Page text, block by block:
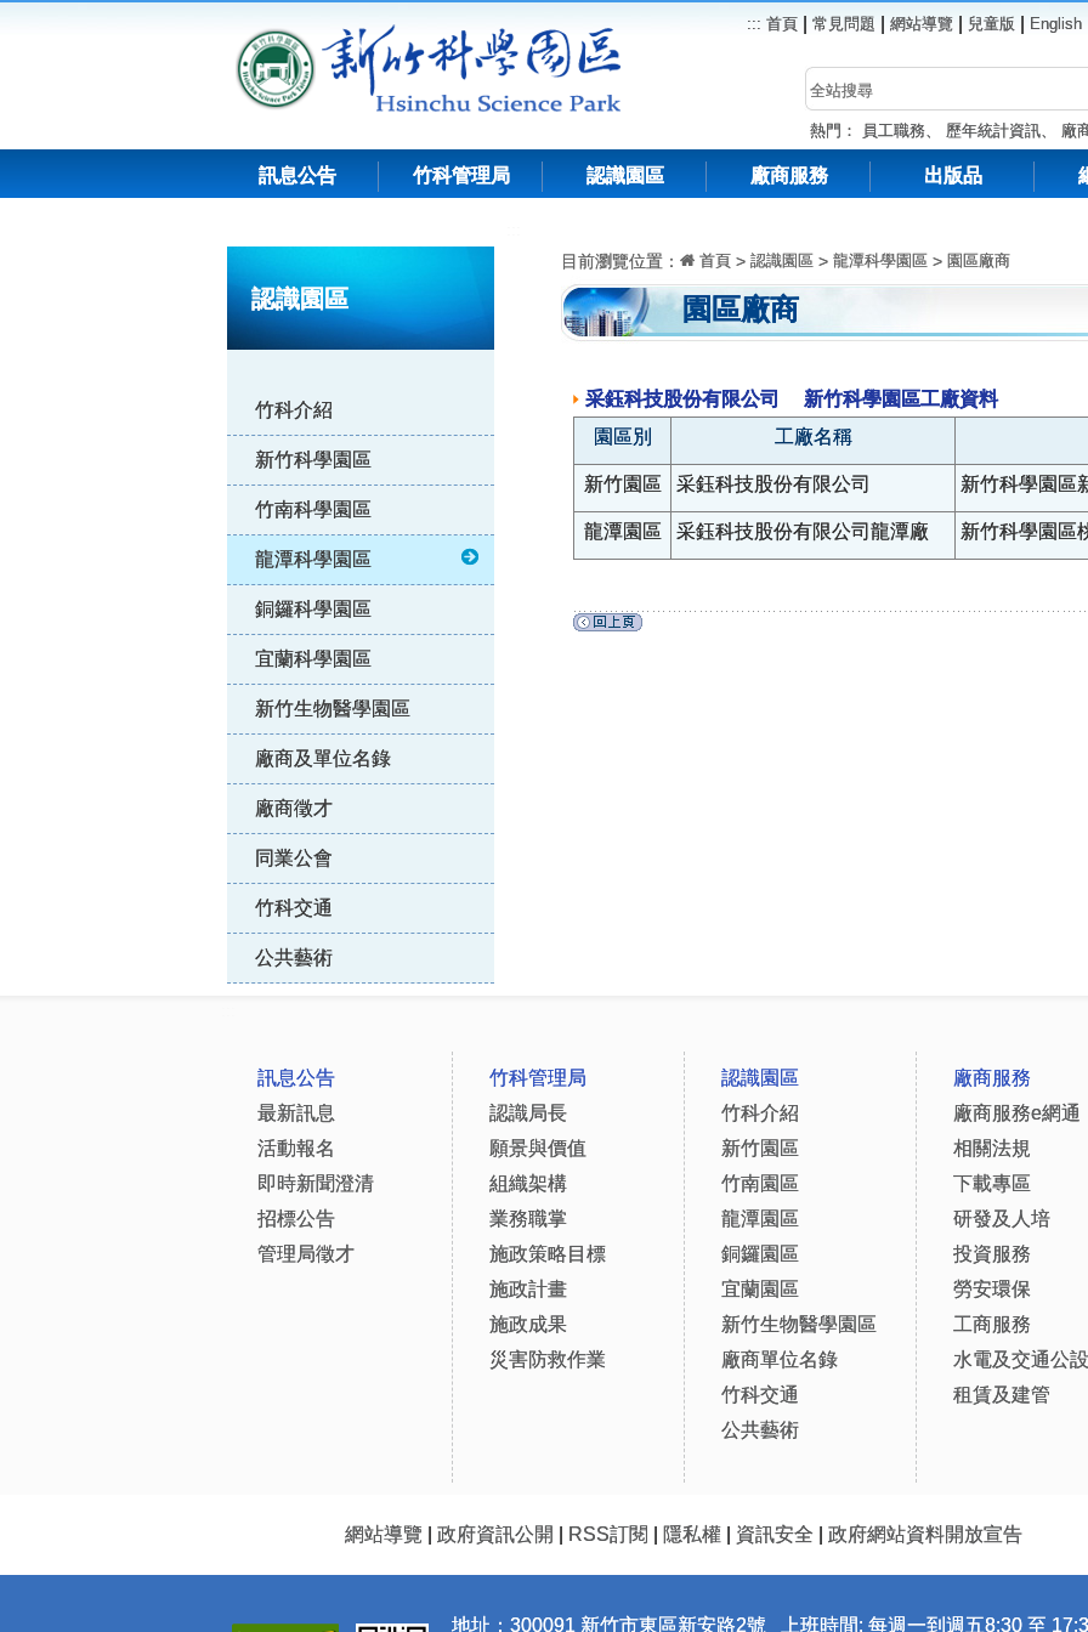
::: 首頁 常見問題 網站導覽 兒童版 English
熱門： 員工職務、 歷年統計資訊、 廠
訊息公告 竹科管理局 認識園區 廠商服務 出版品
認識園區
竹科介紹
新竹科學園區
竹南科學園區
龍潭科學園區
銅鑼科學園區
宜蘭科學園區
新竹生物醫學園區
廠商及單位名錄
廠商徵才
同業公會
竹科交通
公共藝術
目前瀏覽位置： 首頁 > 認識園區 > 龍潭科學園區 > 園區廠商
園區廠商
采鈺科技股份有限公司 新竹科學園區工廠資料
園區別
工廠名稱
新竹園區 采鈺科技股份有限公司 新竹科學園區
龍潭園區 采鈺科技股份有限公司龍潭廠 新竹科學園區
訊息公告
最新訊息
活動報名
即時新聞澄清
招標公告
管理局徵才
竹科管理局
認識局長
願景與價值
組織架構
業務職掌
施政策略目標
施政計畫
施政成果
災害防救作業
認識園區
竹科介紹
新竹園區
竹南園區
龍潭園區
銅鑼園區
宜蘭園區
新竹生物醫學園區
廠商單位名錄
竹科交通
公共藝術
廠商服務
廠商服務e網通
相關法規
下載專區
研發及人培
投資服務
勞安環保
工商服務
水電及交通公設
租賃及建管
網站導覽 政府資訊公開 RSS訂閱 隱私權 資訊安全 政府網站資料開放宣告
地址：300091 新竹市東區新安路2號 上班時間: 每週一到週五8:30 至